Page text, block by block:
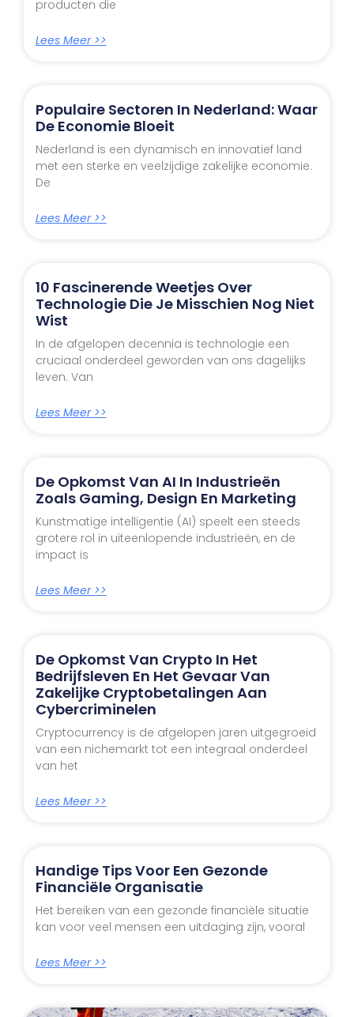
producten die
Lees Meer >>
Populaire Sectoren In Nederland: Waar
De Economie Bloeit
Nederland is een dynamisch en innovatief land
met een sterke en veelzijdige zakelijke economie.
De
Lees Meer >>
10 Fascinerende Weetjes Over
Technologie Die Je Misschien Nog Niet
Wist
In de afgelopen decennia is technologie een
cruciaal onderdeel geworden van ons dagelijks
leven. Van
Lees Meer >>
De Opkomst Van AI In Industrieën
Zoals Gaming, Design En Marketing
Kunstmatige intelligentie (AI) speelt een steeds
grotere rol in uiteenlopende industrieën, en de
impact is
Lees Meer >>
De Opkomst Van Crypto In Het
Bedrijfsleven En Het Gevaar Van
Zakelijke Cryptobetalingen Aan
Cybercriminelen
Cryptocurrency is de afgelopen jaren uitgegroeid
van een nichemarkt tot een integraal onderdeel
van het
Lees Meer >>
Handige Tips Voor Een Gezonde
Financiële Organisatie
Het bereiken van een gezonde financiële situatie
kan voor veel mensen een uitdaging zijn, vooral
Lees Meer >>